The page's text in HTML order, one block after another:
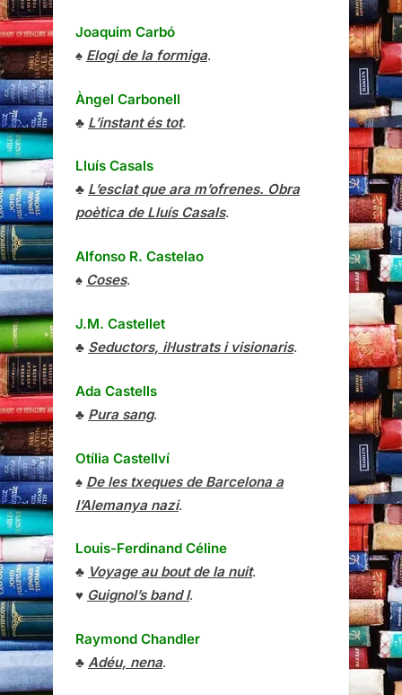
Joaquim Carbó
♠ Elogi de la formiga.
Àngel Carbonell
♣ L’instant és tot.
Lluís Casals
♣ L’esclat que ara m’ofrenes. Obra
poètica de Lluís Casals.
Alfonso R. Castelao
♠ Coses.
J.M. Castellet
♣ Seductors, il·lustrats i visionaris.
Ada Castells
♣ Pura sang.
Otília Castellví
♠ De les txeques de Barcelona a
l’Alemanya nazi.
Louis-Ferdinand Céline
♣ Voyage au bout de la nuit.
♥ Guignol’s band I.
Raymond Chandler
♣ Adéu, nena.